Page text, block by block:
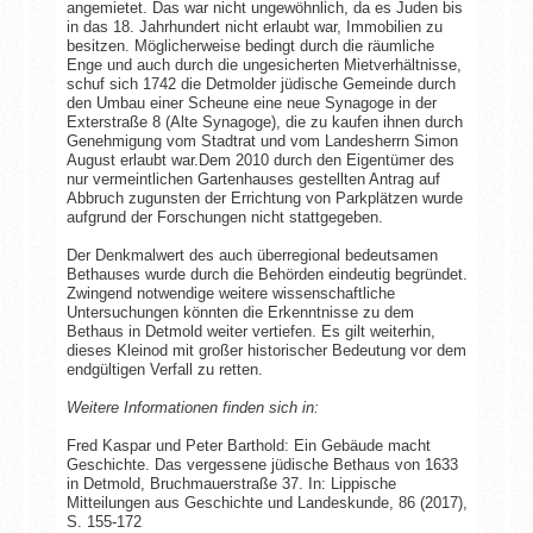
angemietet. Das war nicht ungewöhnlich, da es Juden bis
in das 18. Jahrhundert nicht erlaubt war, Immobilien zu
besitzen. Möglicherweise bedingt durch die räumliche
Enge und auch durch die ungesicherten Mietverhältnisse,
schuf sich 1742 die Detmolder jüdische Gemeinde durch
den Umbau einer Scheune eine neue Synagoge in der
Exterstraße 8 (Alte Synagoge), die zu kaufen ihnen durch
Genehmigung vom Stadtrat und vom Landesherrn Simon
August erlaubt war.Dem 2010 durch den Eigentümer des
nur vermeintlichen Gartenhauses gestellten Antrag auf
Abbruch zugunsten der Errichtung von Parkplätzen wurde
aufgrund der Forschungen nicht stattgegeben.
Der Denkmalwert des auch überregional bedeutsamen
Bethauses wurde durch die Behörden eindeutig begründet.
Zwingend notwendige weitere wissenschaftliche
Untersuchungen könnten die Erkenntnisse zu dem
Bethaus in Detmold weiter vertiefen. Es gilt weiterhin,
dieses Kleinod mit großer historischer Bedeutung vor dem
endgültigen Verfall zu retten.
Weitere Informationen finden sich in:
Fred Kaspar und Peter Barthold: Ein Gebäude macht
Geschichte. Das vergessene jüdische Bethaus von 1633
in Detmold, Bruchmauerstraße 37. In: Lippische
Mitteilungen aus Geschichte und Landeskunde, 86 (2017),
S. 155-172